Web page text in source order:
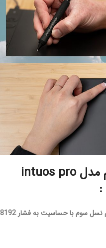
ویژگی های قلم نوری وکام مدل intuos pro
تبلت گرافیکی اینتوس پرو اسمال با قلم وکام نسل سوم با حساسیت به فشار 8192